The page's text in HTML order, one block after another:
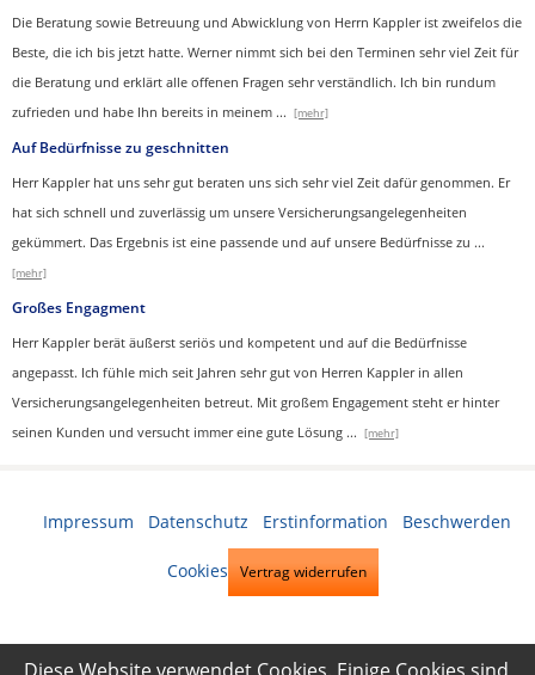
Die Beratung sowie Betreuung und Abwicklung von Herrn Kappler ist zweifelos die
Beste, die ich bis jetzt hatte. Werner nimmt sich bei den Terminen sehr viel Zeit für
die Beratung und erklärt alle offenen Fragen sehr verständlich. Ich bin rundum
zufrieden und habe Ihn bereits in meinem ... [mehr]
Auf Bedürfnisse zu geschnitten
Herr Kappler hat uns sehr gut beraten uns sich sehr viel Zeit dafür genommen. Er
hat sich schnell und zuverlässig um unsere Versicherungsangelegenheiten
gekümmert. Das Ergebnis ist eine passende und auf unsere Bedürfnisse zu ...
[mehr]
Großes Engagment
Herr Kappler berät äußerst seriös und kompetent und auf die Bedürfnisse
angepasst. Ich fühle mich seit Jahren sehr gut von Herren Kappler in allen
Versicherungsangelegenheiten betreut. Mit großem Engagement steht er hinter
seinen Kunden und versucht immer eine gute Lösung ... [mehr]
Impressum Datenschutz Erstinformation Beschwerden
Cookies Vertrag widerrufen